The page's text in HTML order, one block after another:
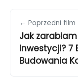
← Poprzedni film
Jak zarabiam
inwestycji? 7
Budowania